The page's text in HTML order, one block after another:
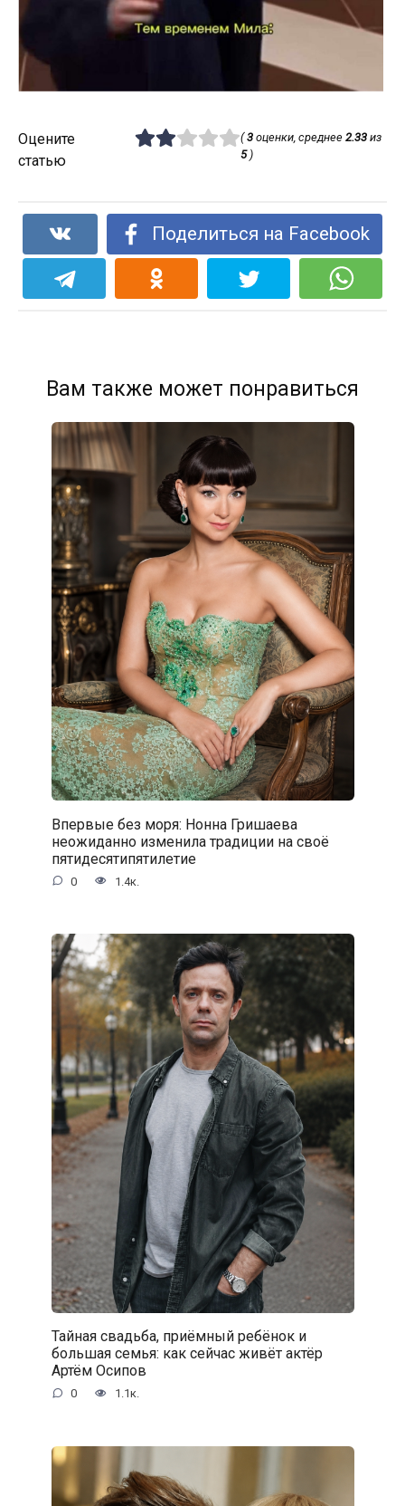
Оцените
статью
(3оценки, среднее 2.33из
5)
Поделиться на Facebook
Вам также может понравиться
Впервые без моря: Нонна Гришаева
неожиданно изменила традиции на своё
пятидесятипятилетие
0 1.4к.
Тайная свадьба, приёмный ребёнок и
большая семья: как сейчас живёт актёр
Артём Осипов
0 1.1к.